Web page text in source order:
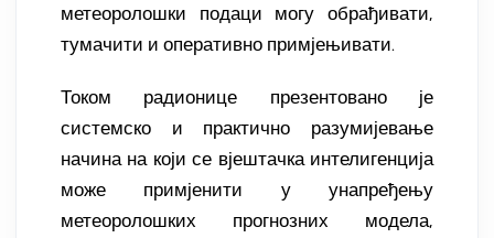
метеоролошки подаци могу обрађивати,
тумачити и оперативно примјењивати.
Током радионице презентовано је
системско и практично разумијевање
начина на који се вјештачка интелигенција
може примјенити у унапређењу
метеоролошких прогнозних модела,